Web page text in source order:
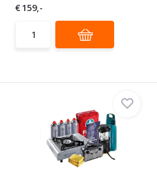
€ 159,-